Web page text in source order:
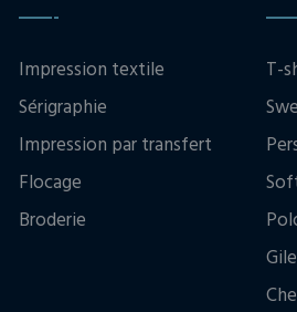
Impression textile
Sérigraphie
Impression par transfert
Flocage
Broderie
T-